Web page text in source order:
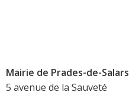
Mairie de Prades-de-Salars
5 avenue de la Sauveté